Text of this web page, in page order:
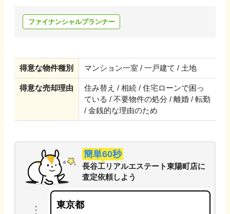
ファイナンシャルプランナー
得意な物件種別 マンション一室 / 一戸建て / 土地
得意な売却理由
住み替え / 相続 / 住宅ローンで困っ
ている / 不要物件の処分 / 離婚 / 転勤
/ 金銭的な理由のため
簡単60秒
長谷工リアルエステート東陽町店に
査定依頼しよう